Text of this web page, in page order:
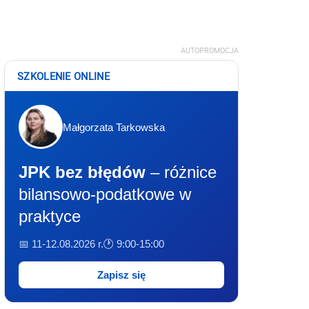
AUTOPROMOCJA
SZKOLENIE ONLINE
Małgorzata Tarkowska
JPK bez błędów – różnice
bilansowo-podatkowe w
praktyce
📅 11-12.08.2026 r.🕐 9:00-15:00
Zapisz się